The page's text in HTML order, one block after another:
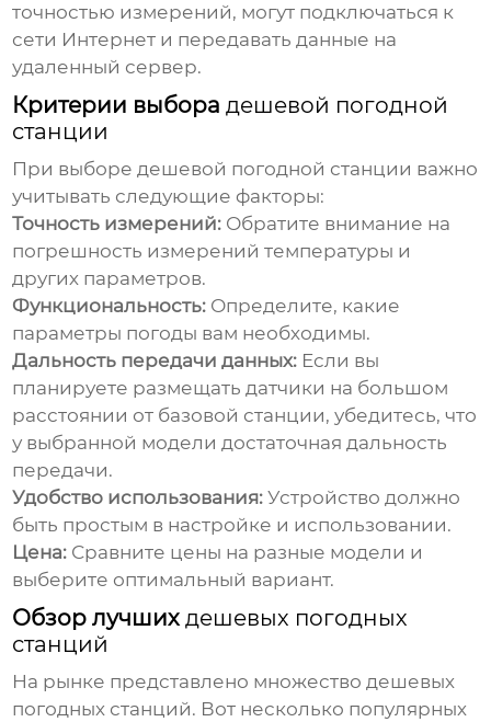
точностью измерений, могут подключаться к
сети Интернет и передавать данные на
удаленный сервер.
Критерии выборадешевой погодной
станции
При выборедешевой погодной станции важно
учитывать следующие факторы:
Точность измерений: Обратите внимание на
погрешность измеренийтемпературы и
других параметров.
Функциональность: Определите, какие
параметры погоды вам необходимы.
Дальность передачи данных: Если вы
планируете размещать датчики на большом
расстоянии от базовой станции, убедитесь, что
у выбранной модели достаточная дальность
передачи.
Удобство использования: Устройство должно
быть простым в настройке и использовании.
Цена: Сравните цены на разные модели и
выберите оптимальный вариант.
Обзор лучшихдешевых погодных
станций
На рынке представлено множестводешевых
погодных станций. Вот несколько популярных